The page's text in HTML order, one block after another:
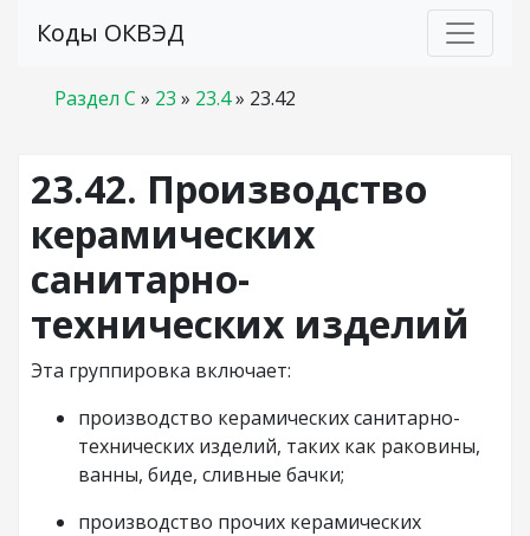
Коды ОКВЭД
Раздел C » 23 » 23.4» 23.42
23.42. Производство
керамических
санитарно-
технических изделий
Эта группировка включает:
производство керамических санитарно-
технических изделий, таких как раковины,
ванны, биде, сливные бачки;
производство прочих керамических